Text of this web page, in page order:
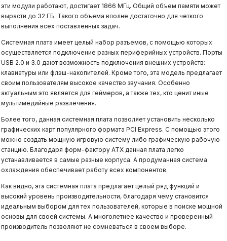
эти модули работают, достигает 1866 МГц. Общий объем памяти может
вырасти до 32 ГБ. Такого объема вполне достаточно для четкого
выполнения всех поставленных задач.
Системная плата имеет целый набор разъемов, с помощью которых
осуществляется подключение разных периферийных устройств. Порты
USB 2.0 и 3.0 дают возможность подключения внешних устройств:
клавиатуры или флэш-накопителей. Кроме того, эта модель предлагает
своим пользователям высокое качество звучания. Особенно
актуальным это является для геймеров, а также тех, кто ценит иные
мультимедийные развлечения.
Более того, данная системная плата позволяет установить несколько
графических карт популярного формата PCI Express. С помощью этого
можно создать мощную игровую систему либо графическую рабочую
станцию. Благодаря форм-фактору ATX данная плата легко
устанавливается в самые разные корпуса. А продуманная система
охлаждения обеспечивает работу всех компонентов.
Как видно, эта системная плата предлагает целый ряд функций и
высокий уровень производительности, благодаря чему становится
идеальным выбором для тех пользователей, которые в поиске мощной
основы для своей системы. А многолетнее качество и проверенный
производитель позволяют не сомневаться в своем выборе.